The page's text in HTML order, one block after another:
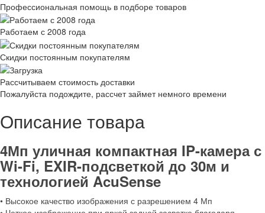
Профессиональная помощь в подборе товаров
Работаем с 2008 года
Скидки постоянным покупателям
Рассчитываем стоимость доставки
Пожалуйста подождите, рассчет займет немного времени
Описание товара
4Мп уличная компактная IP-камера с
Wi-Fi, EXIR-подсветкой до 30м и
технологией AcuSense
• Высокое качество изображения с разрешением 4 Мп